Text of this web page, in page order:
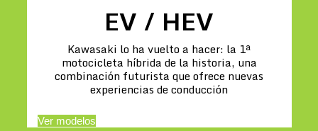
EV / HEV
Kawasaki lo ha vuelto a hacer: la 1ª
motocicleta híbrida de la historia, una
combinación futurista que ofrece nuevas
experiencias de conducción
Ver modelos